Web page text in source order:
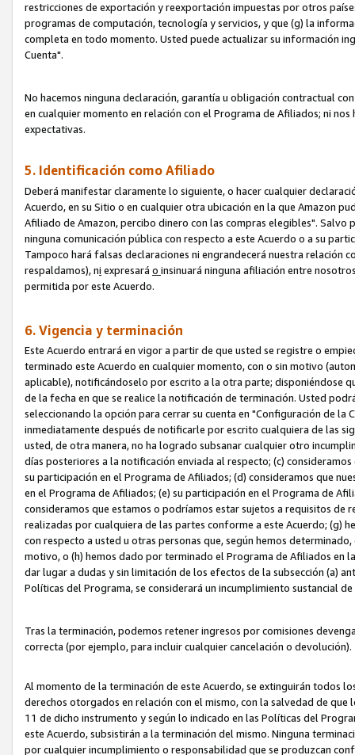
restricciones de exportación y reexportación impuestas por otros
programas de computación, tecnología y servicios, y que (g) la
completa en todo momento. Usted puede actualizar su información
Cuenta".
No hacemos ninguna declaración, garantía u obligación contractual
en cualquier momento en relación con el Programa de Afiliados; ni
expectativas.
5. Identificación como Afiliado
Deberá manifestar claramente lo siguiente, o hacer cualquier
Acuerdo, en su Sitio o en cualquier otra ubicación en la que Amazon
Afiliado de Amazon, percibo dinero con las compras elegibles". Salvo
ninguna comunicación pública con respecto a este Acuerdo o a su
Tampoco hará falsas declaraciones ni engrandecerá nuestra relación
respaldamos), ni expresará o insinuará ninguna afiliación entre
permitida por este Acuerdo.
6. Vigencia y terminación
Este Acuerdo entrará en vigor a partir de que usted se registre o
terminado este Acuerdo en cualquier momento, con o sin motivo
aplicable), notificándoselo por escrito a la otra parte; disponiéndose
de la fecha en que se realice la notificación de terminación. Usted
seleccionando la opción para cerrar su cuenta en "Configuración de
inmediatamente después de notificarle por escrito cualquiera de las
usted, de otra manera, no ha logrado subsanar cualquier otro
días posteriores a la notificación enviada al respecto; (c)
su participación en el Programa de Afiliados; (d) consideramos que
en el Programa de Afiliados; (e) su participación en el Programa de
consideramos que estamos o podríamos estar sujetos a requisitos de
realizadas por cualquiera de las partes conforme a este Acuerdo; (g)
con respecto a usted u otras personas que, según hemos
motivo, o (h) hemos dado por terminado el Programa de Afiliados en
dar lugar a dudas y sin limitación de los efectos de la subsección (a)
Políticas del Programa, se considerará un incumplimiento sustancial
Tras la terminación, podemos retener ingresos por comisiones
correcta (por ejemplo, para incluir cualquier cancelación o devolución).
Al momento de la terminación de este Acuerdo, se extinguirán todos
derechos otorgados en relación con el mismo, con la salvedad de
11 de dicho instrumento y según lo indicado en las Políticas del
este Acuerdo, subsistirán a la terminación del mismo. Ninguna
por cualquier incumplimiento o responsabilidad que se produzcan